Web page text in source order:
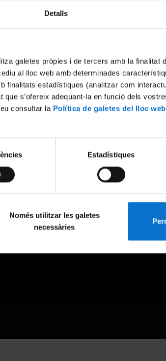
Detalls
galetes pròpies i de tercers amb la finalitat
al lloc web amb determinades
finalitats estadístiques (analitzar com
s’ofereix adequant-la en funció dels
consultar la Política de galetes del lloc
Estadístiques
Només utilitzar les galetes
necessàries